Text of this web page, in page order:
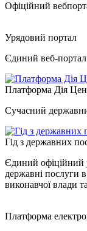
Офіційний
Урядовий портал
Єдиний веб-портал
Платформа Дія
Сучасний
Гід з державних
Єдиний офіційний
державні послуги
виконавчої влади
Платформа